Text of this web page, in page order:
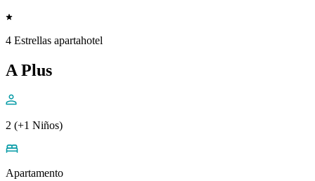
4 Estrellas apartahotel
A Plus
2 (+1 Niños)
Apartamento